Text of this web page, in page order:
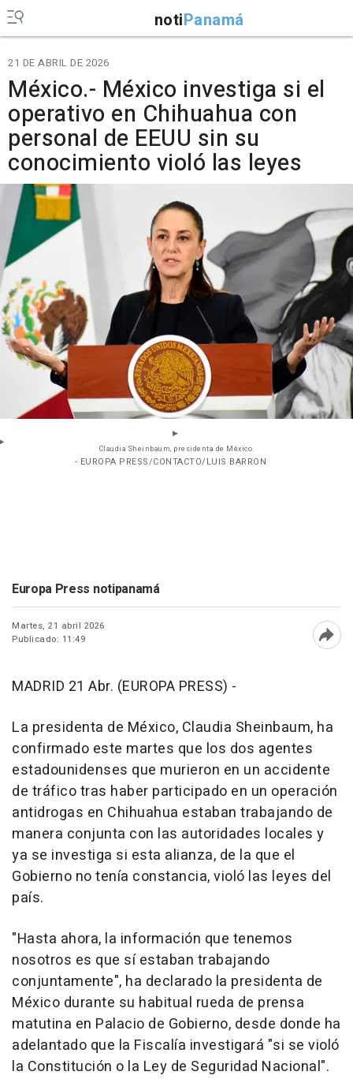
notiPanamá
21 DE ABRIL DE 2026
México.- México investiga si el
operativo en Chihuahua con
personal de EEUU sin su
conocimiento violó las leyes
Claudia Sheinbaum, presidenta de México.
- EUROPA PRESS/CONTACTO/LUIS BARRON
Europa Press notipanamá
Martes, 21 abril 2026
Publicado: 11:49
MADRID 21 Abr. (EUROPA PRESS) -
La presidenta de México, Claudia Sheinbaum, ha
confirmado este martes que los dos agentes
estadounidenses que murieron en un accidente
de tráfico tras haber participado en un operación
antidrogas en Chihuahua estaban trabajando de
manera conjunta con las autoridades locales y
ya se investiga si esta alianza, de la que el
Gobierno no tenía constancia, violó las leyes del
país.
"Hasta ahora, la información que tenemos
nosotros es que sí estaban trabajando
conjuntamente", ha declarado la presidenta de
México durante su habitual rueda de prensa
matutina en Palacio de Gobierno, desde donde ha
adelantado que la Fiscalía investigará "si se violó
la Constitución o la Ley de Seguridad Nacional".